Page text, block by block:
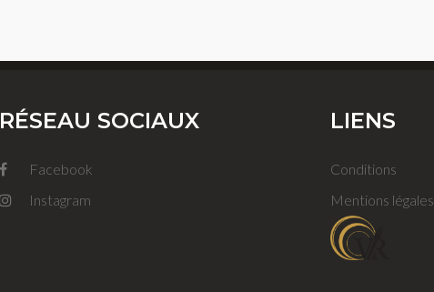
RÉSEAU SOCIAUX
Facebook
Instagram
LIENS
Conditions
Mentions légales